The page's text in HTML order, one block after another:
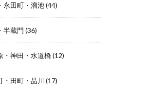
永田町・溜池(44)
半蔵門 (36)
・神田・水道橋(12)
・田町・品川 (17)